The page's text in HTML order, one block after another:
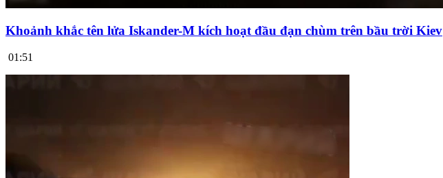
Khoảnh khắc tên lửa Iskander-M kích hoạt đầu đạn chùm trên bầu trời Kiev
01:51